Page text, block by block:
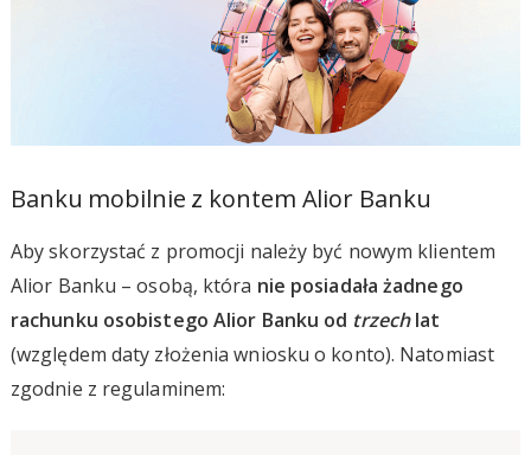
Banku mobilnie z kontem Alior Banku
Aby skorzystać z promocji należy być nowym klientem
Alior Banku – osobą, która nie posiadała żadnego
rachunku osobistego Alior Banku od trzechlat
(względem daty złożenia wniosku o konto). Natomiast
zgodnie z regulaminem: